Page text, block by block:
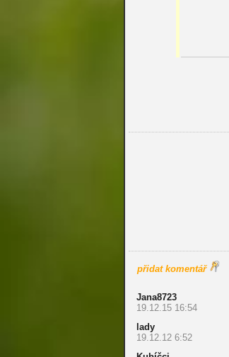
přidat komentář
Jana8723
19.12.15 16:54
lady
19.12.12 6:52